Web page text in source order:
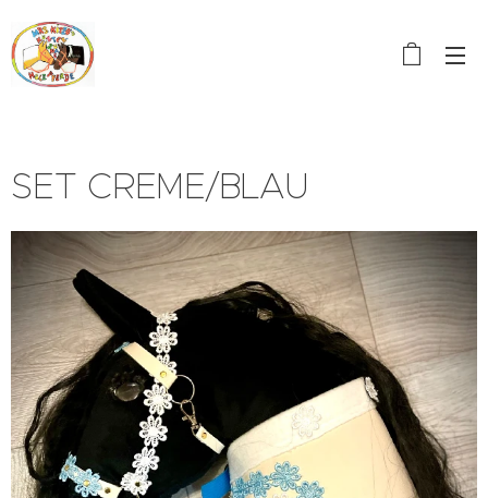
SET CREME/BLAU